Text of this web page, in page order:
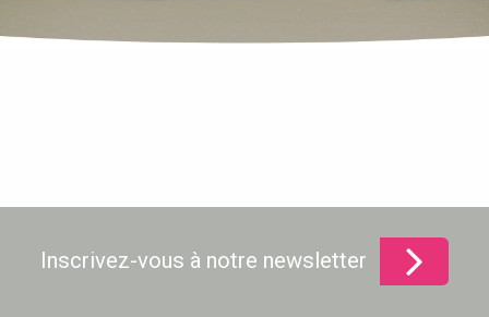
Inscrivez-vous à notre newsletter